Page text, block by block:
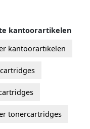
kantoorartikelen
kantoorartikelen
tonercartridges